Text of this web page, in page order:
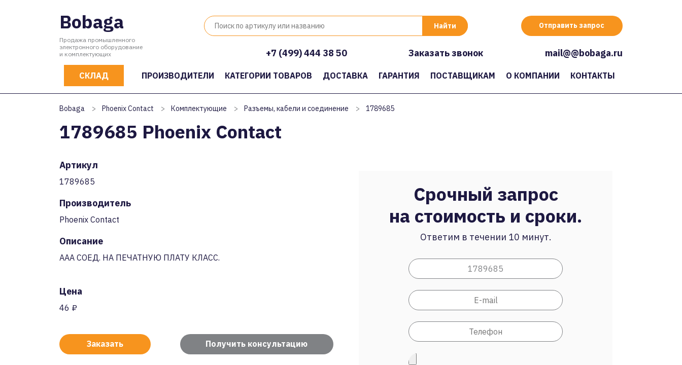
Bobaga
Продажа промышленного
электронного оборудование
и комплектующих
Отправить запрос
+7 (499) 444 38 50 Заказать звонок mail@@bobaga.ru
СКЛАД ПРОИЗВОДИТЕЛИ КАТЕГОРИИ ТОВАРОВ ДОСТАВКА ГАРАНТИЯ ПОСТАВЩИКАМ О КОМПАНИИ КОНТАКТЫ
Bobaga > Phoenix Contact > Комплектующие > Разъемы, кабели и соединение > 1789685
1789685 Phoenix Contact
Артикул
1789685
Производитель
Phoenix Contact
Описание
AAA СОЕД. НА ПЕЧАТНУЮ ПЛАТУ КЛАСС.
Цена
46 ₽
Заказать Получить консультацию
Срочный запрос
на стоимость и сроки.
Ответим в течении 10 минут.